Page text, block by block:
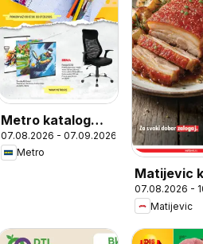
Metro katalog
Povratak u školu
07.08.2026 - 07.09.2026
Metro
Matijevic
07.08.2026 -
Matijevic